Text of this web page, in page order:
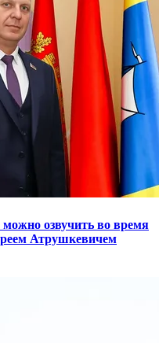
озвучить во время
Атрушкевичем